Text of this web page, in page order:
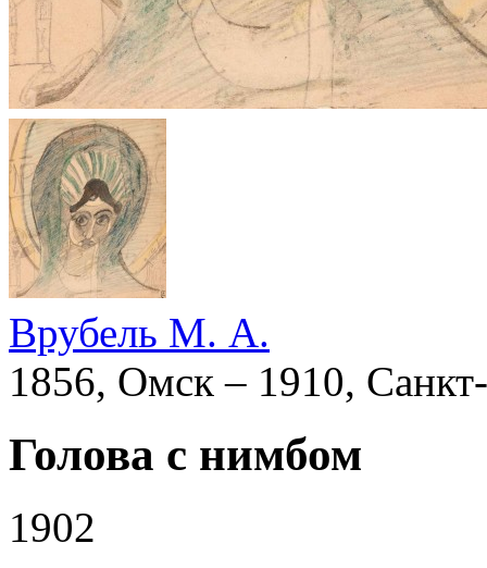
Врубель М. А.
1856, Омск – 1910,
Голова с нимбом
1902